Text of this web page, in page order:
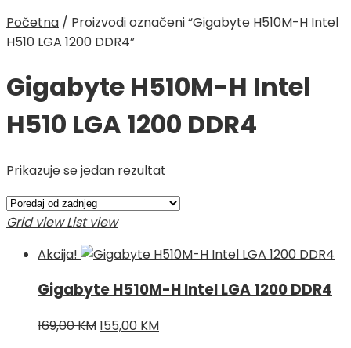
Početna / Proizvodi označeni “Gigabyte H510M-H Intel
H510 LGA 1200 DDR4”
Gigabyte H510M-H Intel
H510 LGA 1200 DDR4
Prikazuje se jedan rezultat
Grid view List view
Akcija!
Gigabyte H510M-H Intel LGA 1200 DDR4
169,00KMIzvorna
155,00 KMTrenutna